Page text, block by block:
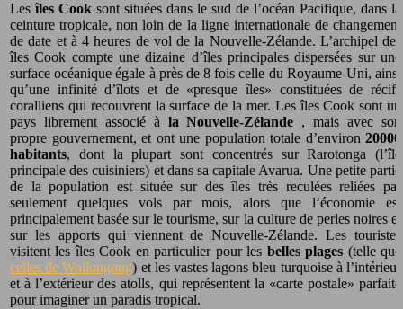
Lesîles Cook sont situées dans le sud de l’océan Pacifique, dans la
ceinture tropicale, non loin de la ligne internationale de changement
de date et à 4 heures de vol de la Nouvelle-Zélande. L’archipel des
îles Cook compte une dizaine d’îles principales dispersées sur une
surface océanique égale à près de 8 fois celle du Royaume-Uni, ainsi
qu’une infinité d’îlots et de «presque îles» constituées de récifs
coralliens qui recouvrent la surface de la mer. Les îles Cook sont un
pays librement associé à la Nouvelle-Zélande , mais avec son
propre gouvernement, et ont une population totale d’environ 20000
habitants, dont la plupart sont concentrés sur Rarotonga (l’île
principale des cuisiniers) et dans sa capitale Avarua. Une petite partie
de la population est située sur des îles très reculées reliées par
seulement quelques vols par mois, alors que l’économie est
principalement basée sur le tourisme, sur la culture de perles noires et
sur les apports qui viennent de Nouvelle-Zélande. Les touristes
visitent les îles Cook en particulier pour les belles plages (telle que
celles de Wollongong) et les vastes lagons bleu turquoise à l’intérieur
et à l’extérieur des atolls, qui représentent la «carte postale» parfaite
pour imaginer un paradis tropical.